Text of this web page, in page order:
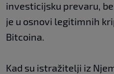
investicijsku prevaru,
je u osnovi legitimnih
Bitcoina.
Kad su istražitelji iz